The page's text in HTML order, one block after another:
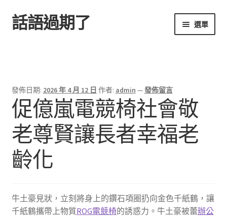
跳
至
跳
至
話語過期了 選單
發佈日期: 2026 年 4 月 12 日 作者: admin —發佈留言
促億嵐電競椅社會敬
老尊賢讓長者幸福老
齡化
牛土豪見狀，立刻將身上的鑽石項圈扔向金色千紙鶴，讓
千紙鶴攜帶上物質ROG電競椅的誘惑力。牛土豪被蕾辦公